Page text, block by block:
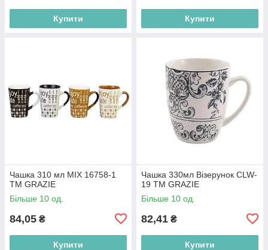
Купити Купити
Чашка 310 мл MIX 16758-1
ТМ GRAZIE
Більше 10 од.
84,05 ₴
Купити
Чашка 330мл Візерунок CLW-
19 ТМ GRAZIE
Більше 10 од.
82,41 ₴
Купити